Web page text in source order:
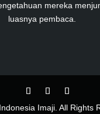
mereka
luasnya pembaca.
Imaji. All Rights